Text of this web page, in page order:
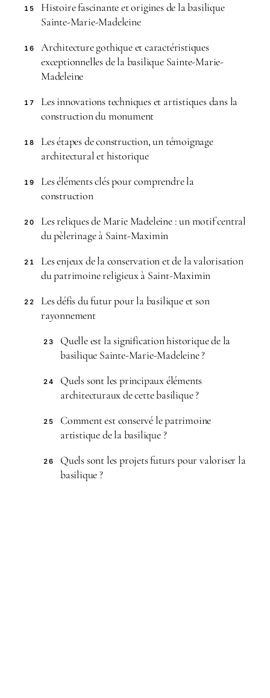
15
Histoire fascinante et origines de la basilique
Sainte-Marie-Madeleine
16
Architecture gothique et caractéristiques
exceptionnelles de la basilique Sainte-Marie-
Madeleine
17
Les innovations techniques et artistiques dans la
construction du monument
18
Les étapes de construction, un témoignage
architectural et historique
19
Les éléments clés pour comprendre la
construction
20
Les reliques de Marie Madeleine : un motif central
du pèlerinage à Saint-Maximin
21
Les enjeux de la conservation et de la valorisation
du patrimoine religieux à Saint-Maximin
22
Les défis du futur pour la basilique et son
rayonnement
23
Quelle est la signification historique de la
basilique Sainte-Marie-Madeleine ?
24
Quels sont les principaux éléments
architecturaux de cette basilique ?
25
Comment est conservé le patrimoine
artistique de la basilique ?
26
Quels sont les projets futurs pour valoriser la
basilique ?